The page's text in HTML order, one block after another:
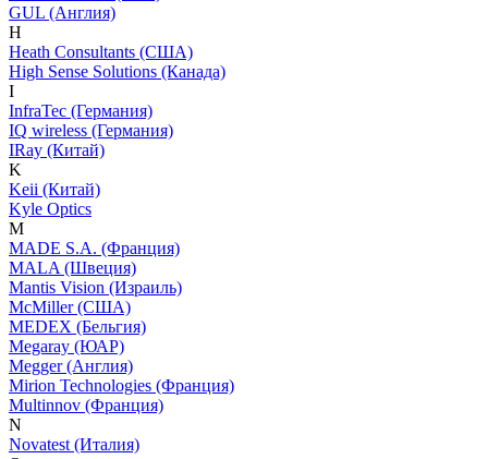
GUL (Англия)
H
Heath Consultants (США)
High Sense Solutions (Канада)
I
InfraTec (Германия)
IQ wireless (Германия)
IRay (Китай)
K
Keii (Китай)
Kyle Optics
M
MADE S.A. (Франция)
MALA (Швеция)
Mantis Vision (Израиль)
McMiller (США)
MEDEX (Бельгия)
Megaray (ЮАР)
Megger (Англия)
Mirion Technologies (Франция)
Multinnov (Франция)
N
Novatest (Италия)